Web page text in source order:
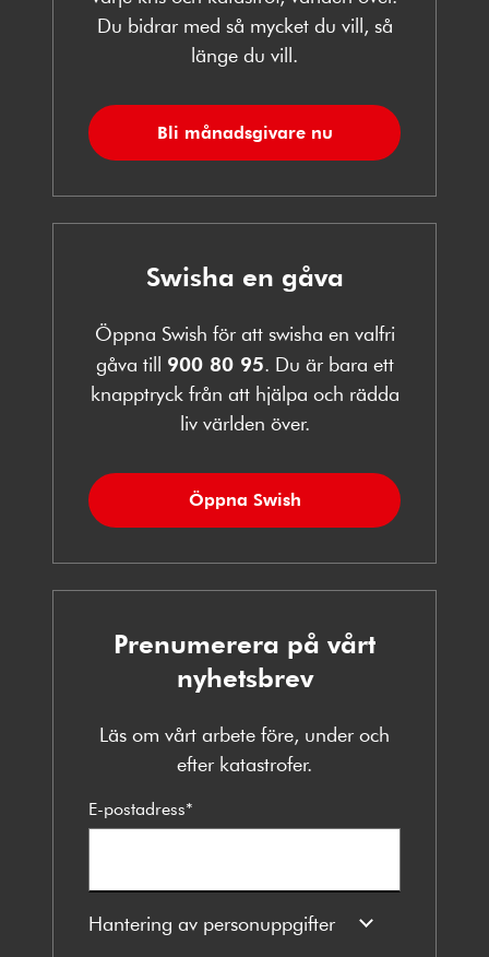
Du bidrar med så mycket du vill, så
länge du vill.
Bli månadsgivare nu
Swisha en gåva
Öppna Swish för att swisha en valfri
gåva till 900 80 95. Du är bara ett
knapptryck från att hjälpa och rädda
liv världen över.
Öppna Swish
Prenumerera på vårt
nyhetsbrev
Läs om vårt arbete före, under och
efter katastrofer.
E-postadress*
Hantering av personuppgifter